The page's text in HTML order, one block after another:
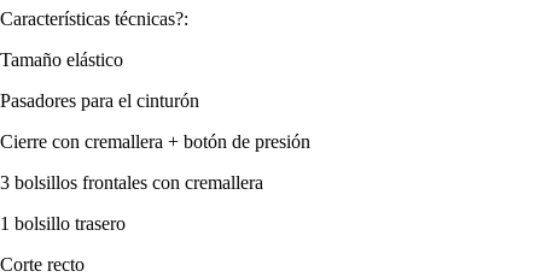
Características técnicas?:
Tamaño elástico
Pasadores para el cinturón
Cierre con cremallera + botón de presión
3 bolsillos frontales con cremallera
1 bolsillo trasero
Corte recto